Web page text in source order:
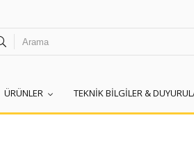
ÜRÜNLER TEKNİK BİLGİLER &